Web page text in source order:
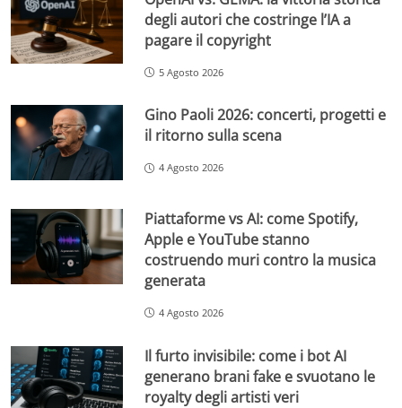
degli autori che costringe l’IA a
pagare il copyright
5 Agosto 2026
Gino Paoli 2026: concerti, progetti e
il ritorno sulla scena
4 Agosto 2026
Piattaforme vs AI: come Spotify,
Apple e YouTube stanno
costruendo muri contro la musica
generata
4 Agosto 2026
Il furto invisibile: come i bot AI
generano brani fake e svuotano le
royalty degli artisti veri